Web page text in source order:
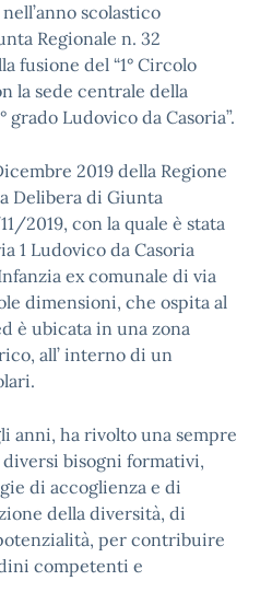
scolastico
Regionale n. 32
fusione del “1° Circolo
la sede centrale della
grado Ludovico da Casoria”.
2019 della Regione
Delibera di Giunta
2019, con la quale è stata
1 Ludovico da Casoria
ex comunale di via
dimensioni, che ospita al
è ubicata in una zona
all’ interno di un
anni, ha rivolto una sempre
bisogni formativi,
di accoglienza e di
della diversità, di
per contribuire
competenti e